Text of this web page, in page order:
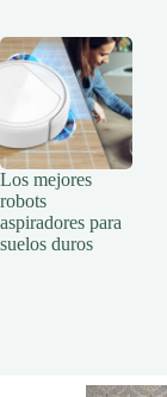
Los mejores
robots
aspiradores para
suelos duros